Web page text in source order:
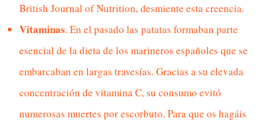
British Journal of Nutrition, desmiente esta creencia.
Vitaminas. En el pasado las patatas formaban parte
esencial de la dieta de los marineros españoles que se
embarcaban en largas travesías. Gracias a su elevada
concentración de vitamina C, su consumo evitó
numerosas muertes por escorbuto. Para que os hagáis